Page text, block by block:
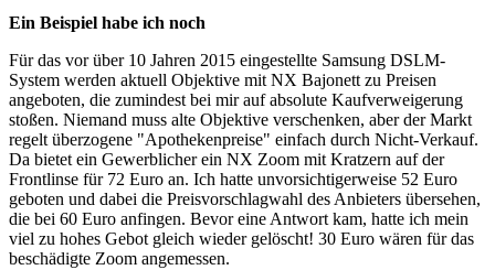
Ein Beispiel habe ich noch
Für das vor über 10 Jahren 2015 eingestellte Samsung DSLM-
System werden aktuell Objektive mit NX Bajonett zu Preisen
angeboten, die zumindest bei mir auf absolute Kaufverweigerung
stoßen. Niemand muss alte Objektive verschenken, aber der Markt
regelt überzogene "Apothekenpreise" einfach durch Nicht-Verkauf.
Da bietet ein Gewerblicher ein NX Zoom mit Kratzern auf der
Frontlinse für 72 Euro an. Ich hatte unvorsichtigerweise 52 Euro
geboten und dabei die Preisvorschlagwahl des Anbieters übersehen,
die bei 60 Euro anfingen. Bevor eine Antwort kam, hatte ich mein
viel zu hohes Gebot gleich wieder gelöscht! 30 Euro wären für das
beschädigte Zoom angemessen.